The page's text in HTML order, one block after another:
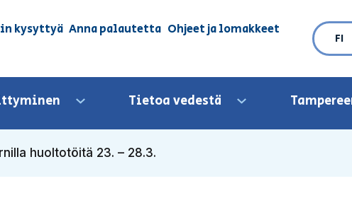
kysyttyä Anna palautetta Ohjeet ja lomakkeet
FI
Avaa valikkoTietoa vedestä Avaa valikko
huoltotöitä 23. – 28.3.